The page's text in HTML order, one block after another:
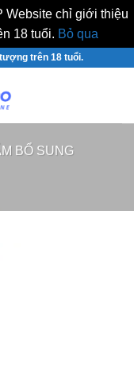
chỉ giới thiệu
18 tuổi. Bỏ qua
trên 18 tuổi.
BỔ SUNG